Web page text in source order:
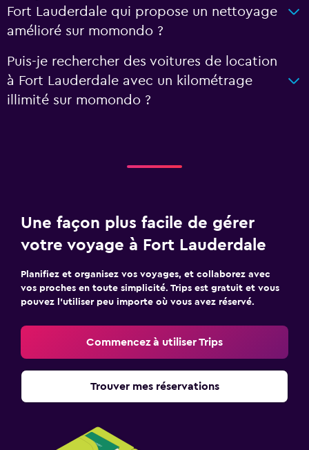
Fort Lauderdale qui propose un nettoyage
amélioré sur momondo ?
Puis-je rechercher des voitures de location
à Fort Lauderdale avec un kilométrage
illimité sur momondo ?
Une façon plus facile de gérer
votre voyage à Fort Lauderdale
Planifiez et organisez vos voyages, et collaborez avec
vos proches en toute simplicité. Trips est gratuit et vous
pouvez l’utiliser peu importe où vous avez réservé.
Commencez à utiliser Trips
Trouver mes réservations